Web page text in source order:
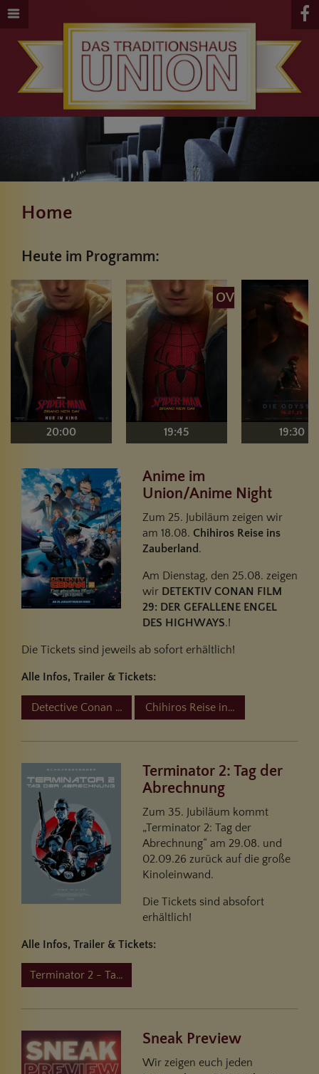
Home
Heute im Programm:
20:00
OV
19:45 19:30
Anime im
Union/Anime Night
Zum 25. Jubiläum zeigen wir
am 18.08. Chihiros Reise ins
Zauberland.
Am Dienstag, den 25.08. zeigen
wir DETEKTIV CONAN FILM
29: DER GEFALLENE ENGEL
DES HIGHWAYS.!
Die Tickets sind jeweils ab sofort erhältlich!
Alle Infos, Trailer & Tickets:
Detective Conan Film 29: Der gefallene Engel des
Chihiros Reise ins Zauberland -
Terminator 2: Tag der
Abrechnung
Zum 35. Jubiläum kommt
„Terminator 2: Tag der
Abrechnung“ am 29.08. und
02.09.26 zurück auf die große
Kinoleinwand.
Die Tickets sind absofort
erhältlich!
Alle Infos, Trailer & Tickets:
Terminator 2 - Tag der Abrechnung
Sneak Preview
Wir zeigen euch jeden